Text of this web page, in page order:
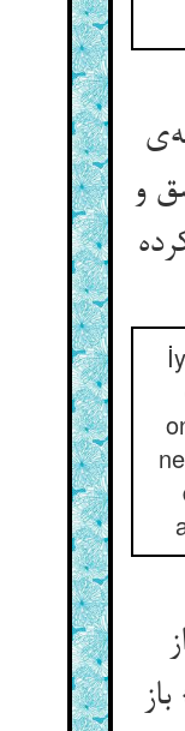
و